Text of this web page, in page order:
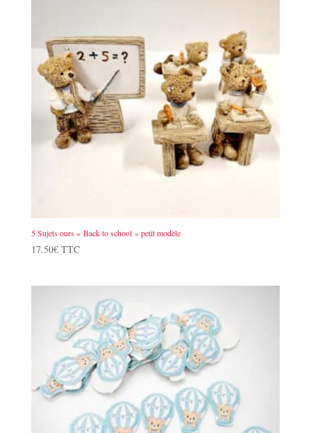
5 Sujets ours « Back to school » petit modèle
17.50€ TTC